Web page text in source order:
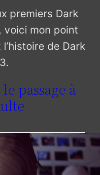
premiers Dark
voici mon point
de Dark
passage à